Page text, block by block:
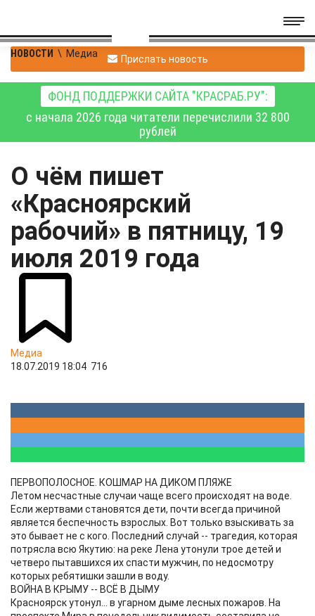
НОВОСТИ \ Медиа Прислать новость
ФОНД ПОДДЕРЖКИ САЙТА "КРАСРАБ.РУ":
с начала 2026 года читатели перечислили 32 800
рублей
О чём пишет
«Красноярский
рабочий» в пятницу, 19
июля 2019 года
Медиа
18.07.2019 18:04 716
ПЕРВОПОЛОСНОЕ. КОШМАР НА ДИКОМ ПЛЯЖЕ
Летом несчастные случаи чаще всего происходят на воде.
Если жертвами становятся дети, почти всегда причиной
является беспечность взрослых. Вот только взыскивать за
это бывает не с кого. Последний случай -- трагедия, которая
потрясла всю Якутию: на реке Лена утонули трое детей и
четверо пытавшихся их спасти мужчин, по недосмотру
которых ребятишки зашли в воду.
ВОЙНА В КРЫМУ -- ВСЁ В ДЫМУ
Красноярск утонул... в угарном дыме лесных пожаров. На